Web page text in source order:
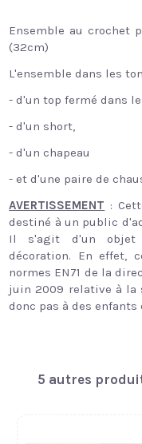
Ensemble au crochet
(32cm)
L'ensemble dans les
- d'un top fermé dans
- d'un short,
- d'un chapeau
- et d'une paire de
AVERTISSEMENT :
destiné à un public
Il s'agit d'un objet
décoration. En effet,
normes EN71 de la
juin 2009 relative à la
donc pas à des enfants
5 autres